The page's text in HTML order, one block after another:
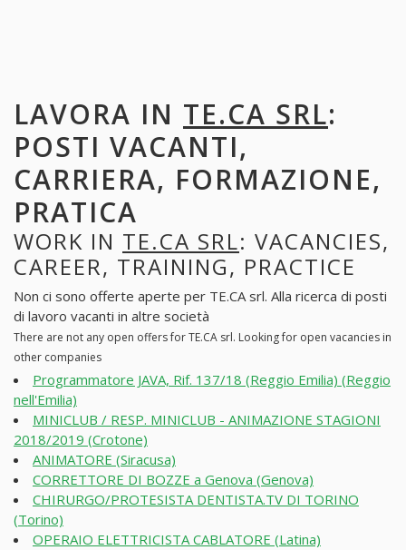
LAVORA IN TE.CA SRL:
POSTI VACANTI,
CARRIERA, FORMAZIONE,
PRATICA
WORK IN TE.CA SRL: VACANCIES,
CAREER, TRAINING, PRACTICE
Non ci sono offerte aperte per TE.CA srl. Alla ricerca di posti
di lavoro vacanti in altre società
There are not any open offers for TE.CA srl. Looking for open vacancies in
other companies
Programmatore JAVA, Rif. 137/18 (Reggio Emilia) (Reggio
nell'Emilia)
MINICLUB / RESP. MINICLUB - ANIMAZIONE STAGIONI
2018/2019 (Crotone)
ANIMATORE (Siracusa)
CORRETTORE DI BOZZE a Genova (Genova)
CHIRURGO/PROTESISTA DENTISTA.TV DI TORINO
(Torino)
OPERAIO ELETTRICISTA CABLATORE (Latina)